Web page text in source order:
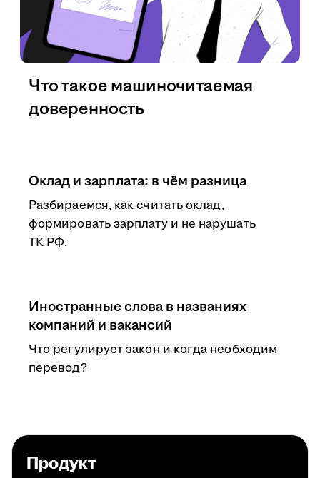
Оклад и зарплата: в чём разница
Разбираемся, как считать оклад,
формировать зарплату и не нарушать
ТК РФ.
Иностранные слова в названиях
компаний и вакансий
Что регулирует закон и когда необходим
перевод?
Что такое машиночитаемая
доверенность
Продукт